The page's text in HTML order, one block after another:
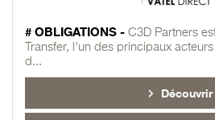
# OBLIGATIONS - C3D Partners
Transfer, l'un des principaux
d...
Découvrir